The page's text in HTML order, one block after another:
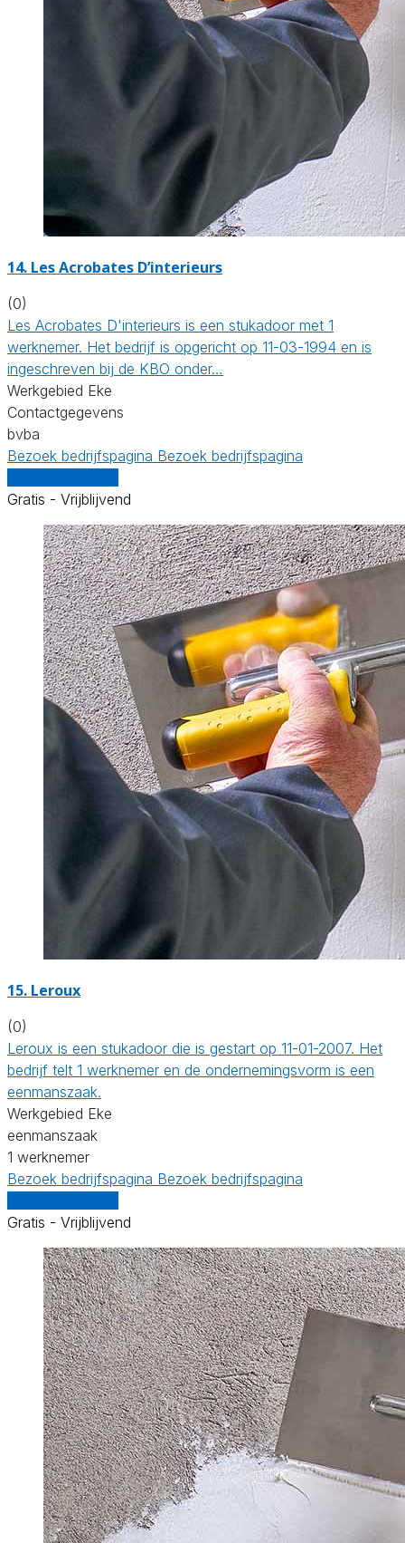
14. Les Acrobates D’interieurs
(0)
Les Acrobates D'interieurs is een stukadoor met 1
werknemer. Het bedrijf is opgericht op 11-03-1994 en is
ingeschreven bij de KBO onder…
Werkgebied Eke
Contactgegevens
bvba
Bezoek bedrijfspagina Bezoek bedrijfspagina
Gratis - Vrijblijvend
15. Leroux
(0)
Leroux is een stukadoor die is gestart op 11-01-2007. Het
bedrijf telt 1 werknemer en de ondernemingsvorm is een
eenmanszaak.
Werkgebied Eke
eenmanszaak
1 werknemer
Bezoek bedrijfspagina Bezoek bedrijfspagina
Gratis - Vrijblijvend